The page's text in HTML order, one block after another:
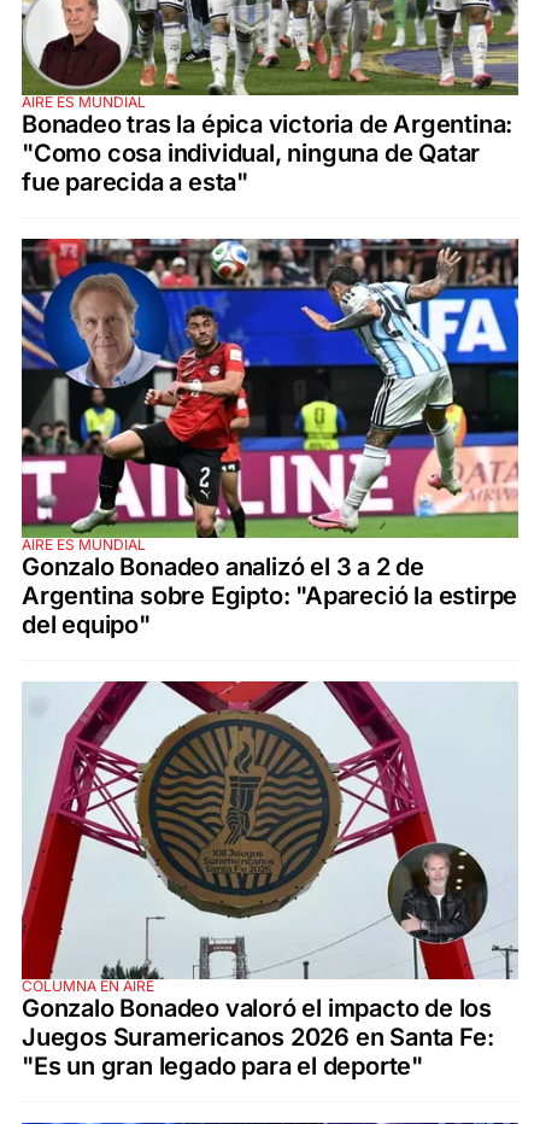
AIRE ES MUNDIAL
Bonadeo tras la épica victoria de Argentina:
"Como cosa individual, ninguna de Qatar
fue parecida a esta"
AIRE ES MUNDIAL
Gonzalo Bonadeo analizó el 3 a 2 de
Argentina sobre Egipto: "Apareció la estirpe
del equipo"
COLUMNA EN AIRE
Gonzalo Bonadeo valoró el impacto de los
Juegos Suramericanos 2026 en Santa Fe:
"Es un gran legado para el deporte"